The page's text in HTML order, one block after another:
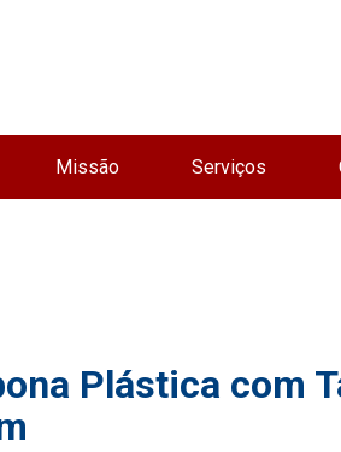
Missão Serviços
Plástica com